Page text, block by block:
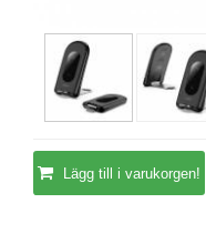
Lägg till i varukorgen!